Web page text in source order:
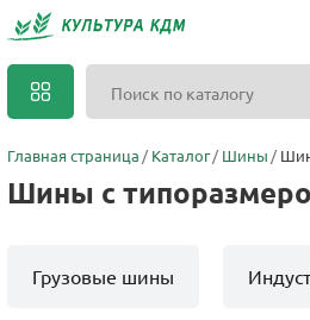
Главная страница Каталог Шины
Шины с
Грузовые шины